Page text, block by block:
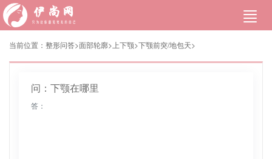
当前位置： 整形问答>面部轮廓> 上下颚>下颚前突/地包天>
问：下颚在哪里
答：